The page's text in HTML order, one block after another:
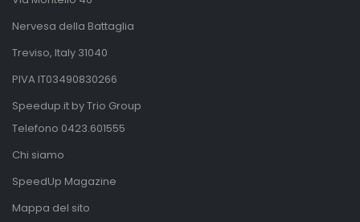
Nervesa della Battaglia
Treviso, Italy 31040
PIVA IT03490830266
Speedup.it by Trio Group
Telefono 0423.601555
Chi siamo
SpeedUp Magazine
Mappa del sito